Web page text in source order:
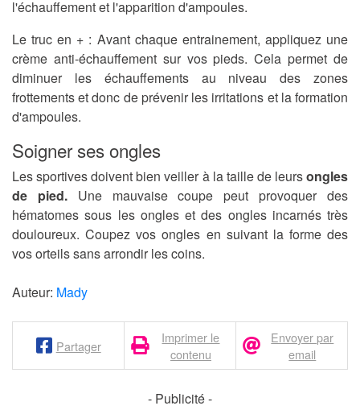
l'échauffement et l'apparition d'ampoules.
Le truc en + : Avant chaque entrainement, appliquez une
crème anti-échauffement sur vos pieds. Cela permet de
diminuer les échauffements au niveau des zones
frottements et donc de prévenir les irritations et la formation
d'ampoules.
Soigner ses ongles
Les sportives doivent bien veiller à la taille de leursongles
de pied.Une mauvaise coupe peut provoquer des
hématomes sous les ongles et des ongles incarnés très
douloureux. Coupez vos ongles en suivant la forme des
vos orteils sans arrondir les coins.
Auteur: Mady
Partager
Imprimer le
contenu
Envoyer par
email
- Publicité -